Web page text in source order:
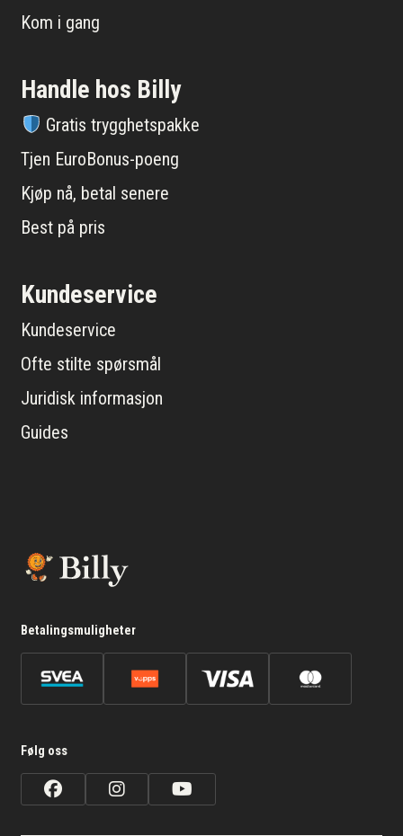
Kom i gang
Handle hos Billy
Gratis trygghetspakke
Tjen EuroBonus-poeng
Kjøp nå, betal senere
Best på pris
Kundeservice
Kundeservice
Ofte stilte spørsmål
Juridisk informasjon
Guides
Betalingsmuligheter
Følg oss